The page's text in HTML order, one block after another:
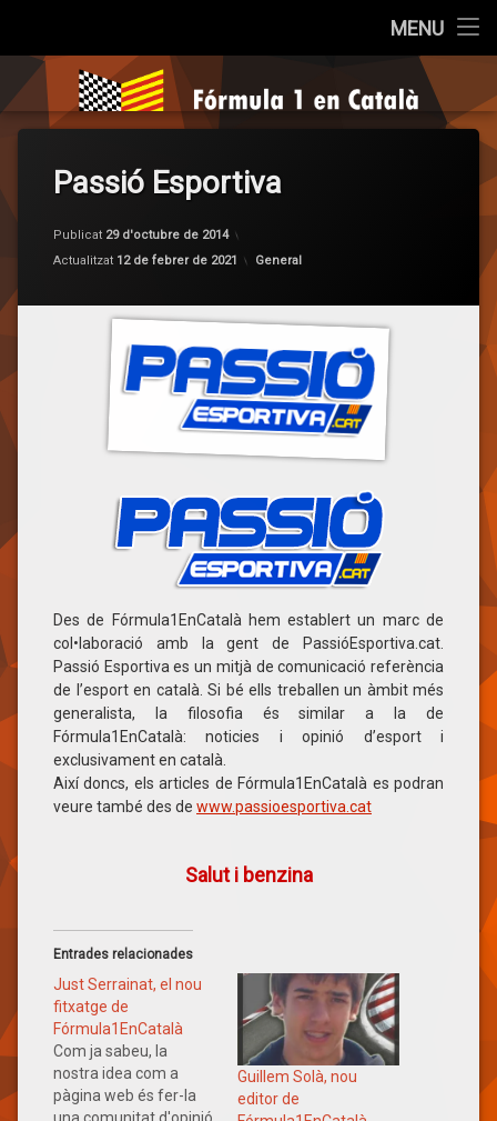
MENU
Qui som?
Cròniques
La Pregunta
Opinió
contingut
Fórmula 1
Passió Esportiva
Publicat 29 d'octubre de 2014
Actualitzat 12 de febrer de 2021
per F1 en Català
Categories:
General
Des de Fórmula1EnCatalà hem establert un marc de
col•laboració amb la gent de PassióEsportiva.cat.
Passió Esportiva es un mitjà de comunicació referència
de l’esport en català. Si bé ells treballen un àmbit més
generalista, la filosofia és similar a la de
Fórmula1EnCatalà: noticies i opinió d’esport i
exclusivament en català.
Així doncs, els articles de Fórmula1EnCatalà es podran
veure també des de www.passioesportiva.cat
Salut i benzina
Entrades relacionades
Just Serrainat, el nou
fitxatge de
Fórmula1EnCatalà
Com ja sabeu, la
nostra idea com a
pàgina web és fer-la
Guillem Solà, nou
editor de